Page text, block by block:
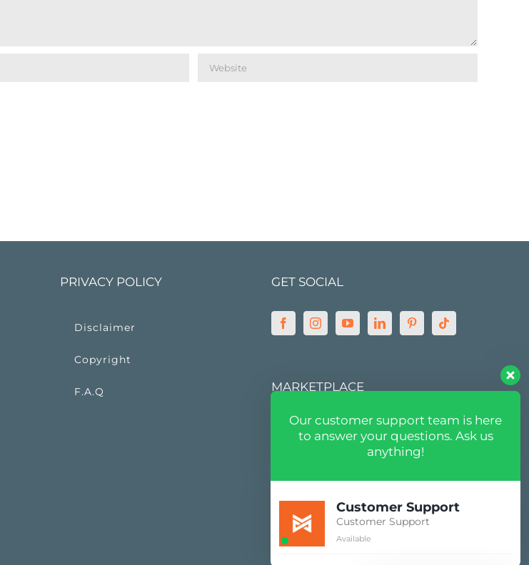
PRIVACY POLICY
Disclaimer
Copyright
F.A.Q
GET SOCIAL
MARKETPLACE
Our customer support team is here
to answer your questions. Ask us
anything!
Customer Support
Customer Support
Available